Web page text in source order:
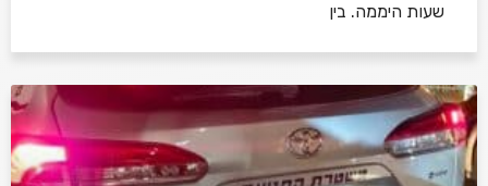
שעות היממה. בין